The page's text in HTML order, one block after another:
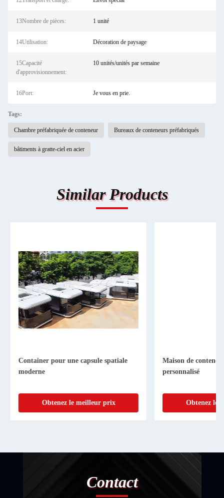
13Nombre de pièces: 1 unité
14Utilisation: Décoration de paysage
15Capacité
d'approvisionnement:
10 unités/unités par semaine
16Port: Je vous en prie.
Tags:
Chambre préfabriquée de conteneur Bureaux de conteneurs préfabriqués
bâtiments à gratte-ciel en acier
Similar Products
Container pour une capsule spatiale
moderne
Obtenez le meilleur prix
Maison de
personnalisé
Obtenez le
Contact